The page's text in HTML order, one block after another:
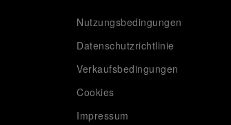
Nutzungsbedingungen
Datenschutzrichtlinie
Verkaufsbedingungen
Cookies
Impressum